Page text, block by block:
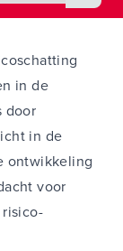
in de
door
in de
ontwikkeling
voor